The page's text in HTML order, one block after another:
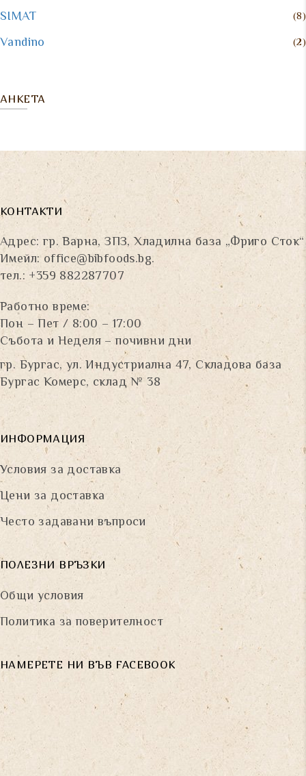
SIMAT (8)
Vandino (2)
АНКЕТА
КОНТАКТИ
Адрес: гр. Варна, ЗПЗ, Хладилна база „Фриго Сток“
Имейл: office@bibfoods.bg.
тел.: +359 882287707
Работно време:
Пон – Пет / 8:00 – 17:00
Събота и Неделя – почивни дни
гр. Бургас, ул. Индустриална 47, Складова база
Бургас Комерс, склад № 38
ИНФОРМАЦИЯ
Условия за доставка
Цени за доставка
Често задавани въпроси
ПОЛЕЗНИ ВРЪЗКИ
Общи условия
Политика за поверителност
НАМЕРЕТЕ НИ ВЪВ FACEBOOK